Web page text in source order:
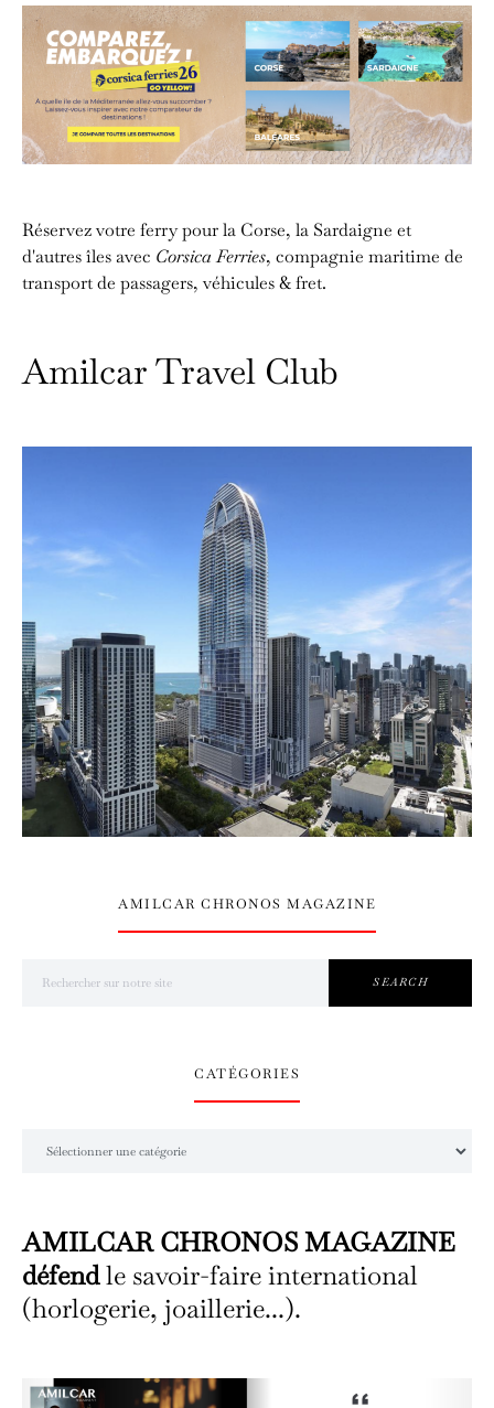
Réservez votre ferry pour la Corse, la Sardaigne et
d'autres îles avec Corsica Ferries, compagnie maritime de
transport de passagers, véhicules & fret.
Amilcar Travel Club
AMILCAR CHRONOS MAGAZINE
SEARCH
CATÉGORIES
AMILCAR CHRONOS MAGAZINE
défendle savoir-faire international
(horlogerie, joaillerie...).